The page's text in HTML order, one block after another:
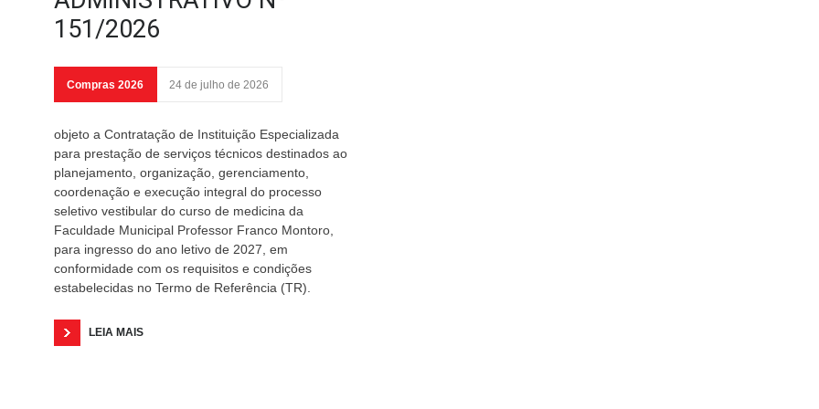
151/2026
Compras 2026 24 de julho de 2026
objeto a Contratação de Instituição Especializada
para prestação de serviços técnicos destinados ao
planejamento, organização, gerenciamento,
coordenação e execução integral do processo
seletivo vestibular do curso de medicina da
Faculdade Municipal Professor Franco Montoro,
para ingresso do ano letivo de 2027, em
conformidade com os requisitos e condições
estabelecidas no Termo de Referência (TR).
LEIA MAIS